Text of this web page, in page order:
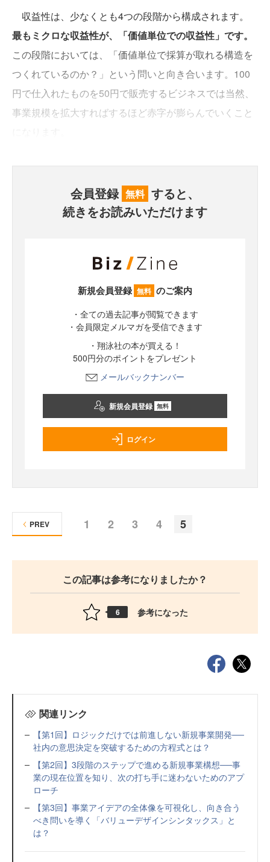
収益性は、少なくとも4つの段階から構成されます。
最もミクロな収益性が、「価値単位での収益性」です。
この段階においては、「価値単位で採算が取れる構造を
つくれているのか？」という問いと向き合います。100
円で仕入れたものを50円で販売するビジネスでは当然、
事業規模を拡大すればするほど赤字が膨らんでいくこと
会員登録 無料 すると、
続きをお読みいただけます
新規会員登録 無料 のご案内
・全ての過去記事が閲覧できます
・会員限定メルマガを受信できます
・翔泳社の本が買える！
500円分のポイントをプレゼント
メールバックナンバー
新規会員登録 無料
ログイン
1 2 3 4 5
PREV
この記事は参考になりましたか？
6 参考になった
関連リンク
【第1回】ロジックだけでは前進しない新規事業開発──
社内の意思決定を突破するための方程式とは？
【第2回】3段階のステップで進める新規事業構想──事
業の現在位置を知り、次の打ち手に迷わないためのアプ
ローチ
【第3回】事業アイデアの全体像を可視化し、向き合う
べき問いを導く「バリューデザインシンタックス」と
は？